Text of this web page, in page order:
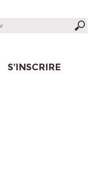
S’INSCRIRE